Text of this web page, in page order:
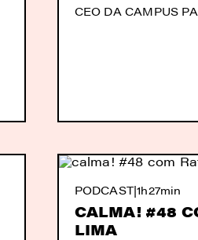
CEO DA CAMPUS
PODCAST|1h27min
CALMA! #48
LIMA